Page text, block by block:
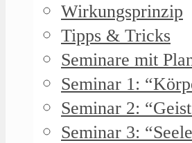
Wirkungsprinzip
Tipps & Tricks
Seminare mit
Seminar 1:
Seminar 2:
Seminar 3: